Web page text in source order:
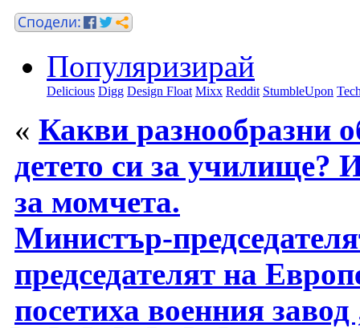
Популяризирай
Delicious Digg Design Float Mixx Reddit StumbleUpon
« Какви разнообразни
детето си за училище?
за момчета.
Министър-
председателят на
посетиха военния